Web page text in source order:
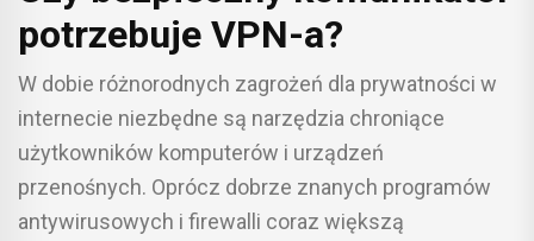
potrzebuje VPN-a?
W dobie różnorodnych zagrożeń dla prywatności w
internecie niezbędne są narzędzia chroniące
użytkowników komputerów i urządzeń
przenośnych. Oprócz dobrze znanych programów
antywirusowych i firewalli coraz większą